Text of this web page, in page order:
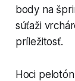
body na
súťaži
príležitosť.
Hoci